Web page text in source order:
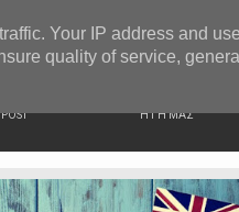
Η ΓΗ ΜΑΣ
Your IP address and
quality of service,